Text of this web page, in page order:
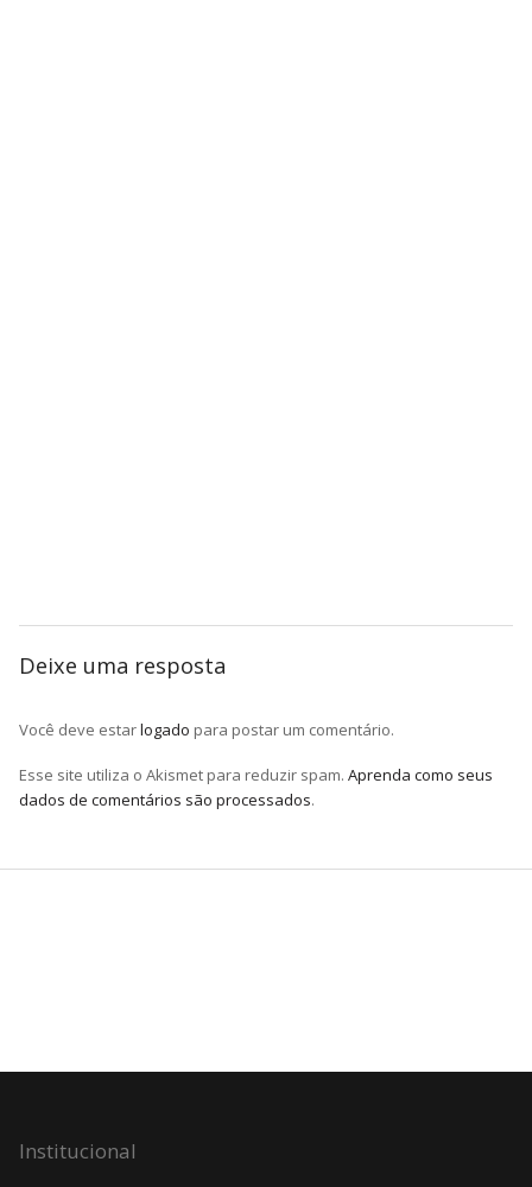
Deixe uma resposta
Você deve estarlogado para postar um comentário.
Esse site utiliza o Akismet para reduzir spam. Aprenda como seus
dados de comentários são processados.
Institucional